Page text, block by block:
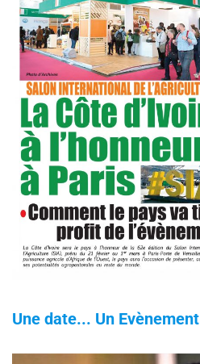
Une date... Un Evènement